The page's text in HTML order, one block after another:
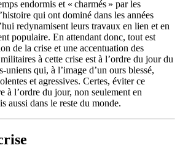
endormis et « charmés » par les
qui ont dominé dans les années
redynamisent leurs travaux en lien et en
populaire. En attendant donc, tout est
de la crise et une accentuation des
à cette crise est à l’ordre du jour du
uniens qui, à l’image d’un ours blessé,
et agressives. Certes, éviter ce
à l’ordre du jour, non seulement en
aussi dans le reste du monde.